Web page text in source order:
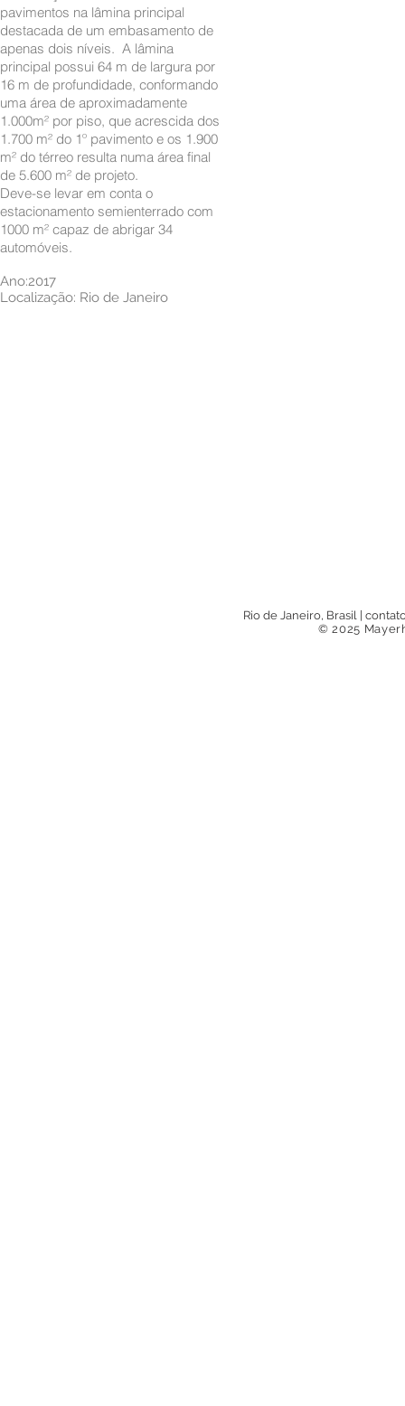
pavimentos na lâmina principal
destacada de um embasamento de
apenas dois níveis. A lâmina
principal possui 64 m de largura por
16 m de profundidade, conformando
uma área de aproximadamente
1.000m² por piso, que acrescida dos
1.700 m² do 1º pavimento e os 1.900
m² do térreo resulta numa área final
de 5.600 m² de projeto.
Deve-se levar em conta o
estacionamento semienterrado com
1000 m² capaz de abrigar 34
automóveis.
Ano:2017
Localização: Rio de Janeiro
Rio de Janeiro, Brasil|
© 2025